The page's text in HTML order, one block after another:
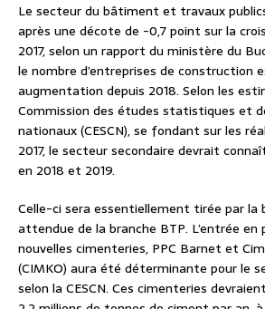
Le secteur du bâtiment et travaux
après une décote de -0,7 point sur la
2017, selon un rapport du ministère du
le nombre d’entreprises de construction
augmentation depuis 2018. Selon les
Commission des études statistiques et
nationaux (CESCN), se fondant sur les
2017, le secteur secondaire devrait
en 2018 et 2019.
Celle-ci sera essentiellement tirée par la
attendue de la branche BTP. L’entrée
nouvelles cimenteries, PPC Barnet et
(CIMKO) aura été déterminante pour le
selon la CESCN. Ces cimenteries